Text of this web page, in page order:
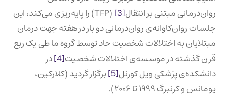
روان‌درمانی مبتنی بر انتقال[3]
(TFP) را پایه‌ریزی می‌کند، این
جلسات روان‌کاوانه‌ی روان‌درمانی دو بار در هفته جهت درمان
مبتلایان به اختلالات شخصیت حاد توسط گروه ما طی یک ربع‌
قرن گذشته در موسسه‌ی اختلالات شخصیت[4]
در
دانشکده‌ی پزشکی ویل کورنل[5]
برگزار گردید (کلارکین،
یومانس و کرنبرگ ۱۹۹۹ تا ۲۰۰۶).